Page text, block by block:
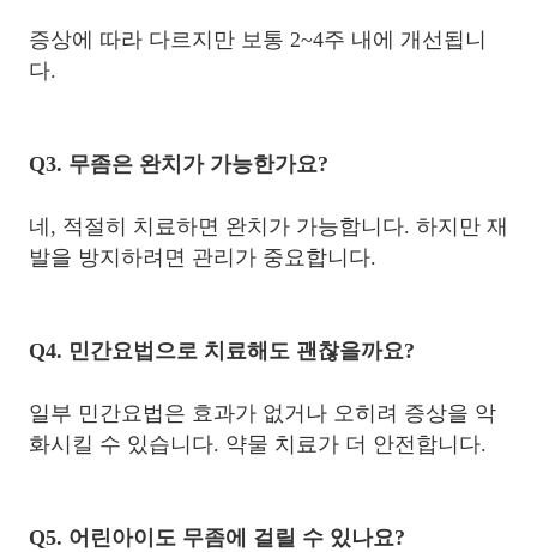
증상에 따라 다르지만 보통 2~4주 내에 개선됩니
다.
Q3. 무좀은 완치가 가능한가요?
네, 적절히 치료하면 완치가 가능합니다. 하지만 재
발을 방지하려면 관리가 중요합니다.
Q4. 민간요법으로 치료해도 괜찮을까요?
일부 민간요법은 효과가 없거나 오히려 증상을 악
화시킬 수 있습니다. 약물 치료가 더 안전합니다.
Q5. 어린아이도 무좀에 걸릴 수 있나요?